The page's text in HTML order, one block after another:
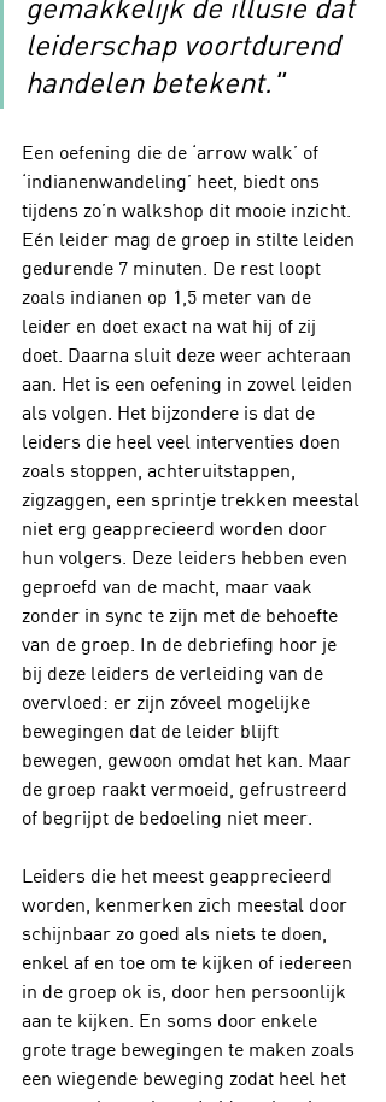
leiderschap voortdurend
handelen betekent."
Een oefening die de ‘arrow walk’ of
‘indianenwandeling’ heet, biedt ons
tijdens zo’n walkshop dit mooie inzicht.
Eén leider mag de groep in stilte leiden
gedurende 7 minuten. De rest loopt
zoals indianen op 1,5 meter van de
leider en doet exact na wat hij of zij
doet. Daarna sluit deze weer achteraan
aan. Het is een oefening in zowel leiden
als volgen. Het bijzondere is dat de
leiders die heel veel interventies doen
zoals stoppen, achteruitstappen,
zigzaggen, een sprintje trekken meestal
niet erg geapprecieerd worden door
hun volgers. Deze leiders hebben even
geproefd van de macht, maar vaak
zonder in sync te zijn met de behoefte
van de groep. In de debriefing hoor je
bij deze leiders de verleiding van de
overvloed: er zijn zóveel mogelijke
bewegingen dat de leider blijft
bewegen, gewoon omdat het kan. Maar
de groep raakt vermoeid, gefrustreerd
of begrijpt de bedoeling niet meer.
Leiders die het meest geapprecieerd
worden, kenmerken zich meestal door
schijnbaar zo goed als niets te doen,
enkel af en toe om te kijken of iedereen
in de groep ok is, door hen persoonlijk
aan te kijken. En soms door enkele
grote trage bewegingen te maken zoals
een wiegende beweging zodat heel het